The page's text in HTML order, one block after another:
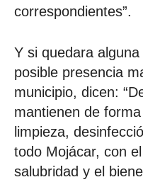
correspondientes”.
Y si quedara
posible presencia
municipio, dicen:
mantienen de
limpieza,
todo Mojácar, con
salubridad y el